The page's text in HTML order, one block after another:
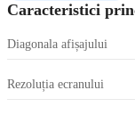
Caracteristici
Diagonala afișajului
Rezoluția ecranului